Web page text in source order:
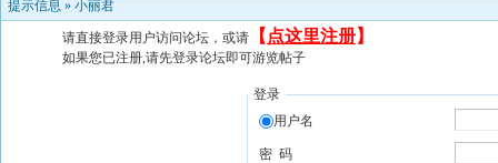
提示信息 » 小丽君
请直接登录用户访问论坛，或请 【 点这里注册】
如果您已注册,请先登录论坛即可游览帖子
登录
用户名
密 码